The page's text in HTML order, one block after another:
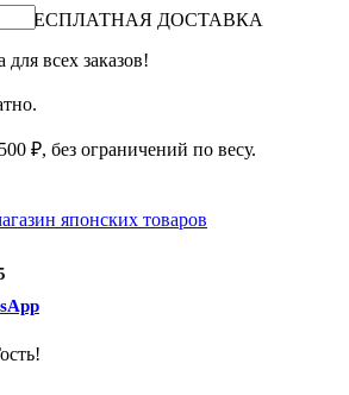
БЕСПЛАТНАЯ ДОСТАВКА
всех заказов!
₽, без ограничений по весу.